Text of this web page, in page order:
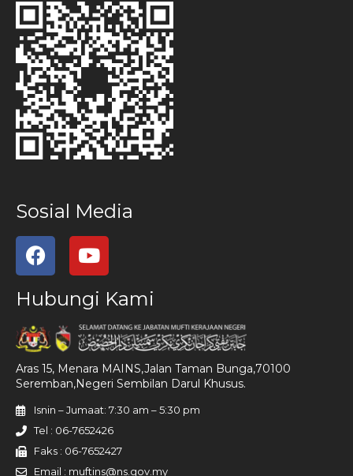
Sosial Media
Hubungi Kami
Aras 15, Menara MAINS,Jalan Taman Bunga,70100
Seremban,Negeri Sembilan Darul Khusus.
Isnin – Jumaat: 7:30 am – 5:30 pm
Tel : 06-7652426
Faks : 06-7652427
Email : muftins@ns.gov.my